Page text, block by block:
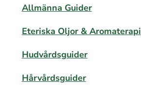
Allmänna Guider
Eteriska Oljor & Aromaterapi
Hudvårdsguider
Hårvårdsguider